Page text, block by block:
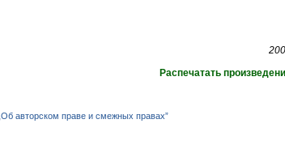
Распечатать
„Об авторском праве и смежных правах”